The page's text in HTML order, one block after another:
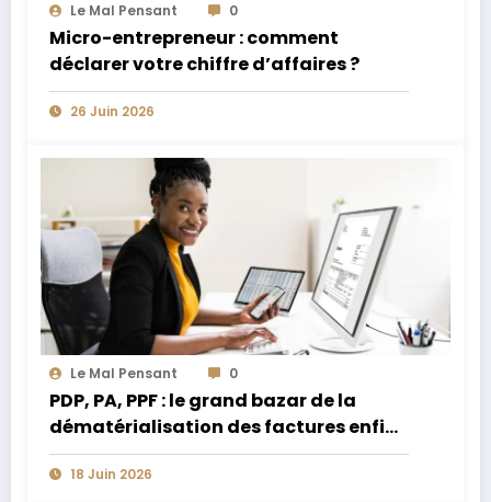
Le Mal Pensant 0
Micro-entrepreneur : comment
déclarer votre chiffre d’affaires ?
26 Juin 2026
Le Mal Pensant 0
PDP, PA, PPF : le grand bazar de la
dématérialisation des factures enfin
expliqué
18 Juin 2026